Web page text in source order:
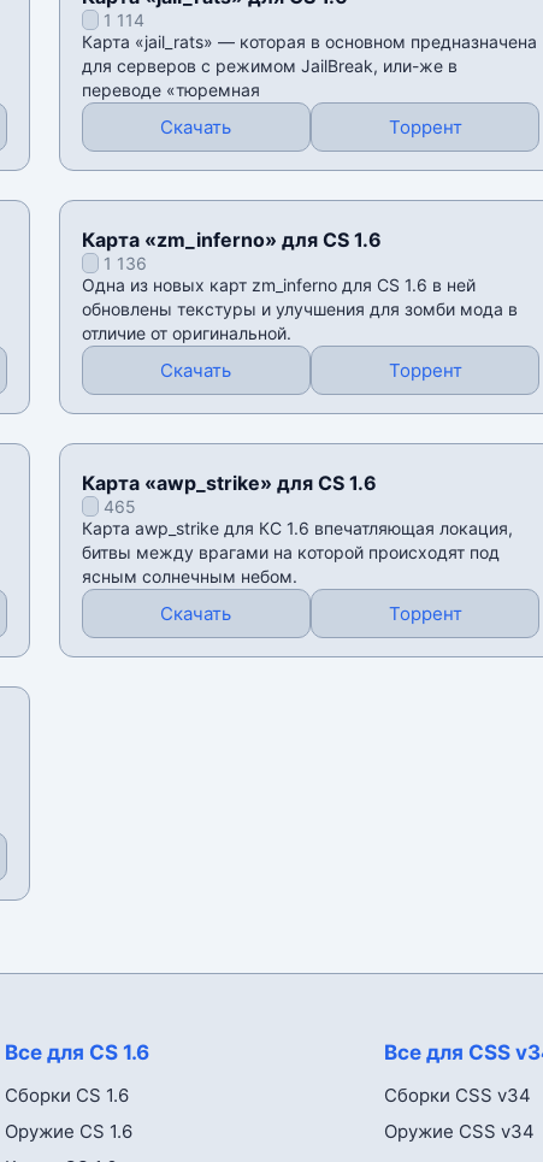
1 114
Карта «jail_rats» — которая в основном предназначена
для серверов с режимом JailBreak, или-же в
переводе «тюремная
Скачать Торрент
Карта «zm_inferno» для CS 1.6
1 136
Одна из новых карт zm_inferno для CS 1.6 в ней
обновлены текстуры и улучшения для зомби мода в
отличие от оригинальной.
Скачать Торрент
Карта «awp_strike» для CS 1.6
465
Карта awp_strike для КС 1.6 впечатляющая локация,
битвы между врагами на которой происходят под
ясным солнечным небом.
Скачать Торрент
Все для CS 1.6
Сборки CS 1.6
Оружие CS 1.6
Все для CSS
Сборки CSS v34
Оружие CSS v34